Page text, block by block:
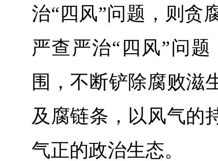
治“四风”问题，则贪
严查严治“四风”问
围，不断铲除腐败滋
及腐链条，以风气的
气正的政治生态。